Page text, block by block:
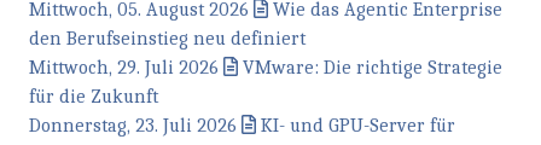
Mittwoch, 05. August 2026
Wie das Agentic Enterprise
den Berufseinstieg neu definiert
Mittwoch, 29. Juli 2026
VMware: Die richtige Strategie
für die Zukunft
Donnerstag, 23. Juli 2026
KI- und GPU-Server für